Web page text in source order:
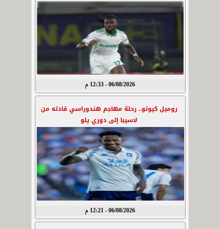
06/08/2026 - 12:33 م
روميل كيوتو.. رحلة مهاجم هندوراسي قادته من
لاسيبا إلى دوري يلو
06/08/2026 - 12:21 م